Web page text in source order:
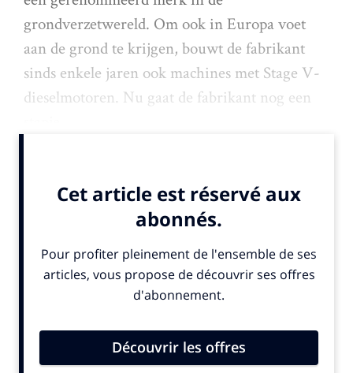
grondverzetwereld. Om ook in Europa voet
aan de grond te krijgen, bouwt de fabrikant
sinds enkele jaren ook machines met Stage V-
dieselmotoren. Nu gaat de fabrikant nog een